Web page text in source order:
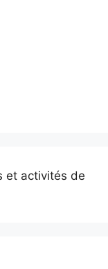
et activités de